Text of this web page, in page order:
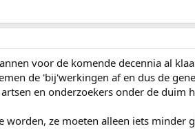
voor de komende decennia al
de 'bij'werkingen af en dus de
en onderzoekers onder de duim
worden, ze moeten alleen iets minder